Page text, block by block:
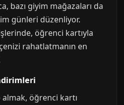
bazı giyim mağazaları da
günleri düzenliyor.
öğrenci kartıyla
rahatlatmanın en
almak, öğrenci kartı